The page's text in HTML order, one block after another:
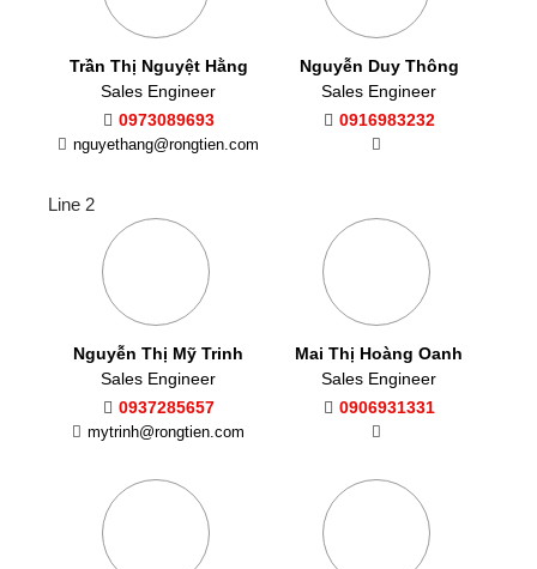
Trần Thị Nguyệt Hằng
Sales Engineer
0973089693
nguyethang@rongtien.com
Nguyễn Duy Thông
Sales Engineer
0916983232
Line 2
Nguyễn Thị Mỹ Trinh
Sales Engineer
0937285657
mytrinh@rongtien.com
Mai Thị Hoàng Oanh
Sales Engineer
0906931331